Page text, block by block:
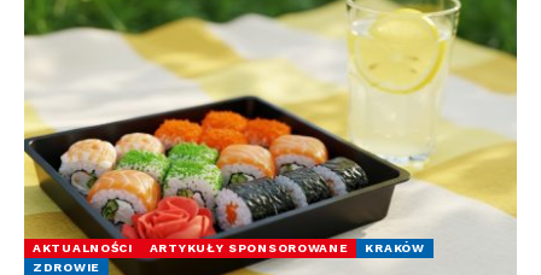
AKTUALNOŚCI ARTYKUŁY SPONSOROWANE
KRAKÓW
ZDROWIE